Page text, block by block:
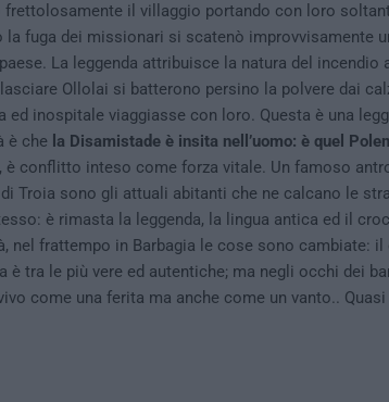
frettolosamente il villaggio portando con loro
la fuga dei missionari si scatenò improvvisamente
La leggenda attribuisce la natura del
Ollolai si batterono persino la polvere dai
ed inospitale viaggiasse con loro. Questa è una
è che la Disamistade è insita nell’uomo: è quel
è conflitto inteso come forza vitale. Un famoso
di Troia sono gli attuali abitanti che ne calcano le
è rimasta la leggenda, la lingua antica ed il
nel frattempo in Barbagia le cose sono cambiate:
è tra le più vere ed autentiche; ma negli occhi dei
come una ferita ma anche come un vanto..